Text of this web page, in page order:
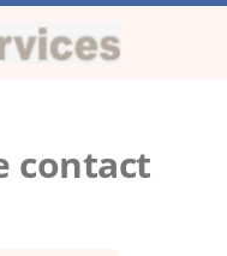
contact